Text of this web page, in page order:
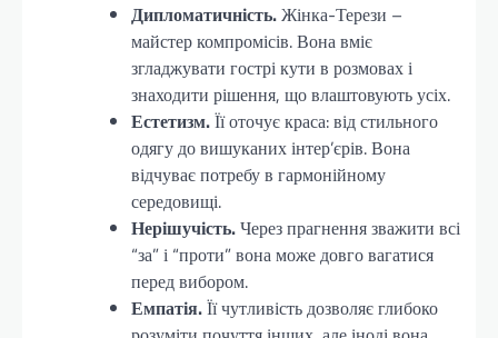
Дипломатичність.Жінка-Терези –
майстер компромісів. Вона вміє
згладжувати гострі кути в розмовах і
знаходити рішення, що влаштовують усіх.
Естетизм.Її оточує краса: від стильного
одягу до вишуканих інтер’єрів. Вона
відчуває потребу в гармонійному
середовищі.
Нерішучість.Через прагнення зважити всі
“за” і “проти” вона може довго вагатися
перед вибором.
Емпатія.Її чутливість дозволяє глибоко